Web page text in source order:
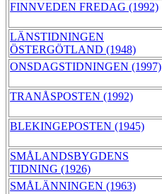
FINNVEDEN FREDAG (1992)
LÄNSTIDNINGEN
ÖSTERGÖTLAND (1948)
ONSDAGSTIDNINGEN (1997)
TRANÅSPOSTEN (1992)
BLEKINGEPOSTEN (1945)
SMÅLANDSBYGDENS
TIDNING (1926)
SMÅLÄNNINGEN (1963)